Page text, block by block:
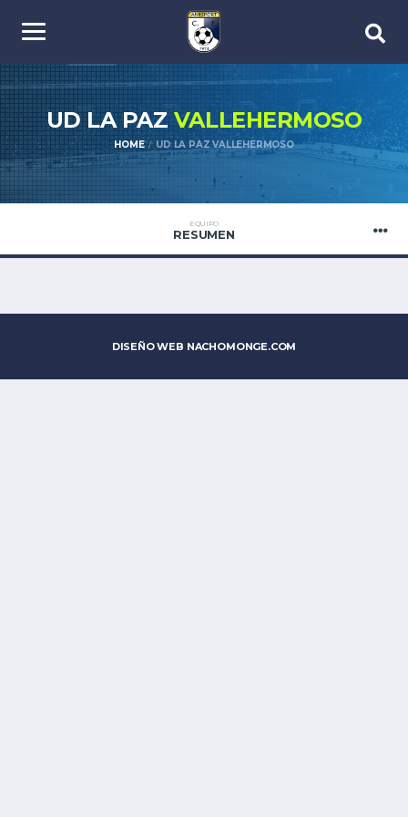
UD LA PAZVALLEHERMOSO
HOME UD LA PAZ VALLEHERMOSO
EQUIPO
RESUMEN
DISEÑO WEB NACHOMONGE.COM